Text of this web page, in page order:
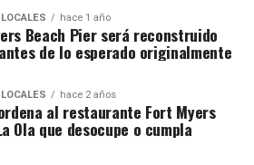
hace 1 año
Beach Pier será reconstruido
de lo esperado originalmente
hace 2 años
al restaurante Fort Myers
Ola que desocupe o cumpla